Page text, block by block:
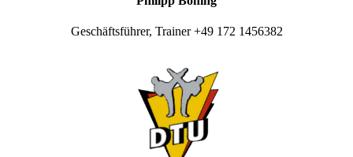
Geschäftsführer, Trainer +49 172 1456382